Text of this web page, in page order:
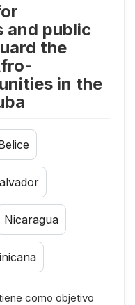
and public
the
in the
Nicaragua
como objetivo